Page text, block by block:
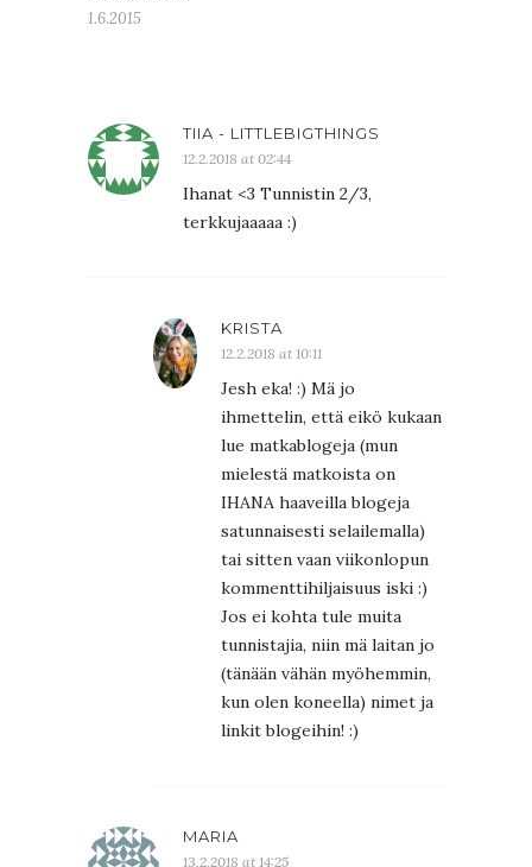
1.6.2015
TIIA - LITTLEBIGTHINGS
12.2.2018 at 02:44
Ihanat <3 Tunnistin 2/3,
terkkujaaaaa :)
KRISTA
12.2.2018 at 10:11
Jesh eka! :) Mä jo
ihmettelin, että eikö kukaan
lue matkablogeja (mun
mielestä matkoista on
IHANA haaveilla blogeja
satunnaisesti selailemalla)
tai sitten vaan viikonlopun
kommenttihiljaisuus iski :)
Jos ei kohta tule muita
tunnistajia, niin mä laitan jo
(tänään vähän myöhemmin,
kun olen koneella) nimet ja
linkit blogeihin! :)
MARIA
13.2.2018 at 14:25